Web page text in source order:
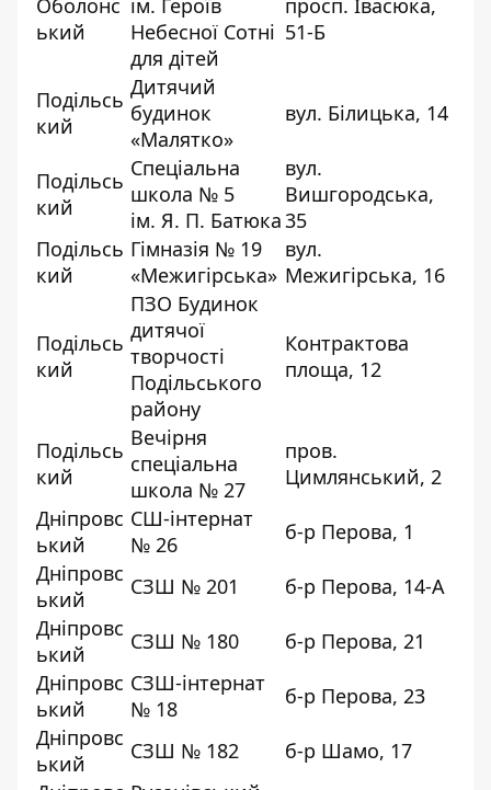
ький
Небесної Сотні
для дітей
51-Б
Подільсь
кий
Дитячий
будинок
«Малятко»
вул. Білицька, 14
Подільсь
кий
Спеціальна
школа № 5
ім. Я. П. Батюка
вул.
Вишгородська,
35
Подільсь
кий
Гімназія № 19
«Межигірська»
вул.
Межигірська, 16
Подільсь
кий
ПЗО Будинок
дитячої
творчості
Подільського
району
Контрактова
площа, 12
Подільсь
кий
Вечірня
спеціальна
школа № 27
пров.
Цимлянський, 2
Дніпровс
ький
СШ-інтернат
№ 26
б-р Перова, 1
Дніпровс
ький
СЗШ № 201
б-р Перова, 14-А
Дніпровс
ький
СЗШ № 180
б-р Перова, 21
Дніпровс
ький
СЗШ-інтернат
№ 18
б-р Перова, 23
Дніпровс
ький
СЗШ № 182
б-р Шамо, 17